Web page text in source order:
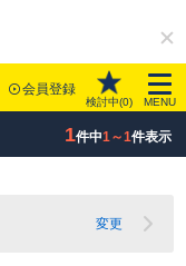
会員登録
検討中(0) MENU
1件中1～1件表示
変更